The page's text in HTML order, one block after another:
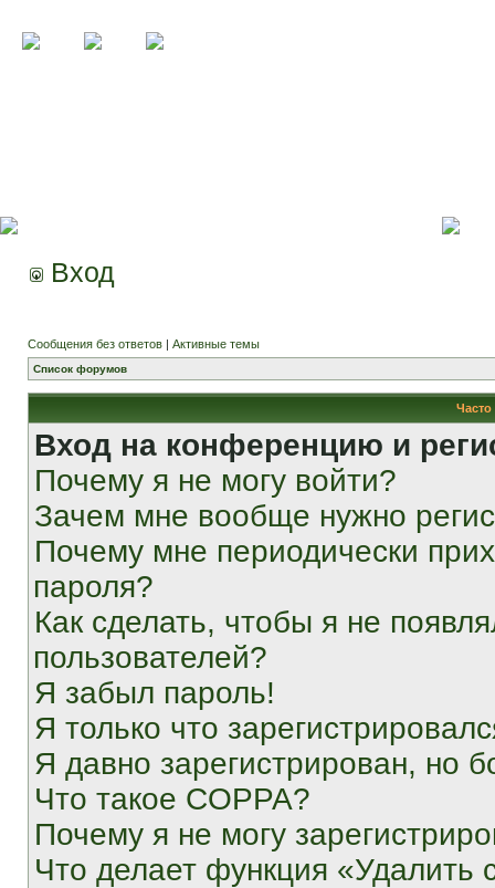
Вход
Сообщения без ответов | Активные темы
Список форумов
Вход на конференцию и
Почему я не могу войти?
Зачем мне вообще нужно
Почему мне периодически
пароля?
Как сделать, чтобы я не
пользователей?
Я забыл пароль!
Я только что
Я давно зарегистрирован, но
Что такое COPPA?
Почему я не могу
Что делает функция «Удалить